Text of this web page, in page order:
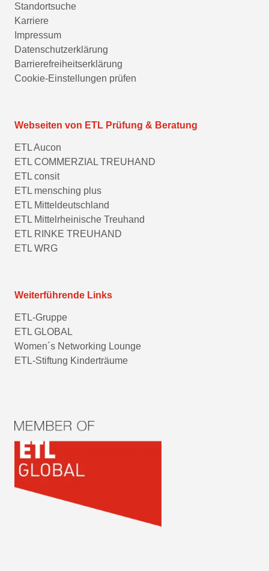
Standortsuche
Karriere
Impressum
Datenschutzerklärung
Barrierefreiheitserklärung
Cookie-Einstellungen prüfen
Webseiten von ETL Prüfung & Beratung
ETL Aucon
ETL COMMERZIAL TREUHAND
ETL consit
ETL mensching plus
ETL Mitteldeutschland
ETL Mittelrheinische Treuhand
ETL RINKE TREUHAND
ETL WRG
Weiterführende Links
ETL-Gruppe
ETL GLOBAL
Women´s Networking Lounge
ETL-Stiftung Kinderträume